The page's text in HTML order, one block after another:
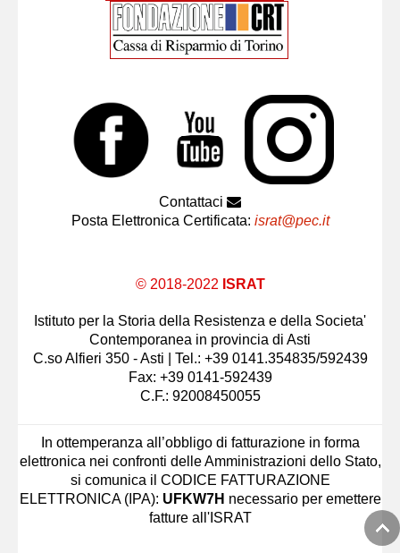
Contattaci
Posta Elettronica Certificata: israt@pec.it
© 2018-2022 ISRAT
Istituto per la Storia della Resistenza e della Societa'
Contemporanea in provincia di Asti
C.so Alfieri 350 - Asti | Tel.: +39 0141.354835/592439
Fax: +39 0141-592439
C.F.: 92008450055
In ottemperanza all’obbligo di fatturazione in forma
elettronica nei confronti delle Amministrazioni dello Stato,
si comunica il CODICE FATTURAZIONE
ELETTRONICA (IPA): UFKW7H necessario per emettere
fatture all'ISRAT